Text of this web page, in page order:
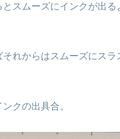
スムーズにインクが出る
れからはスムーズにスラ
クの出具合。